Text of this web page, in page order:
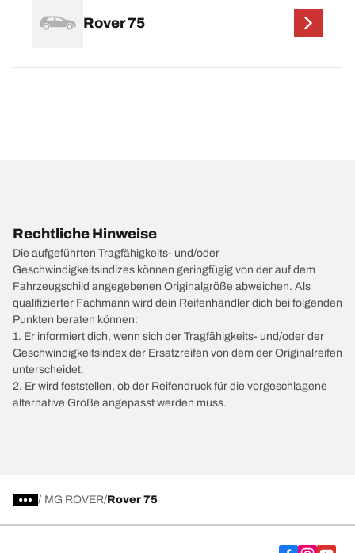
Rover 75
Rechtliche Hinweise
Die aufgeführten Tragfähigkeits- und/oder
Geschwindigkeitsindizes können geringfügig von der auf dem
Fahrzeugschild angegebenen Originalgröße abweichen. Als
qualifizierter Fachmann wird dein Reifenhändler dich bei folgenden
Punkten beraten können:
1. Er informiert dich, wenn sich der Tragfähigkeits- und/oder der
Geschwindigkeitsindex der Ersatzreifen von dem der Originalreifen
unterscheidet.
2. Er wird feststellen, ob der Reifendruck für die vorgeschlagene
alternative Größe angepasst werden muss.
/ MG ROVER Rover 75